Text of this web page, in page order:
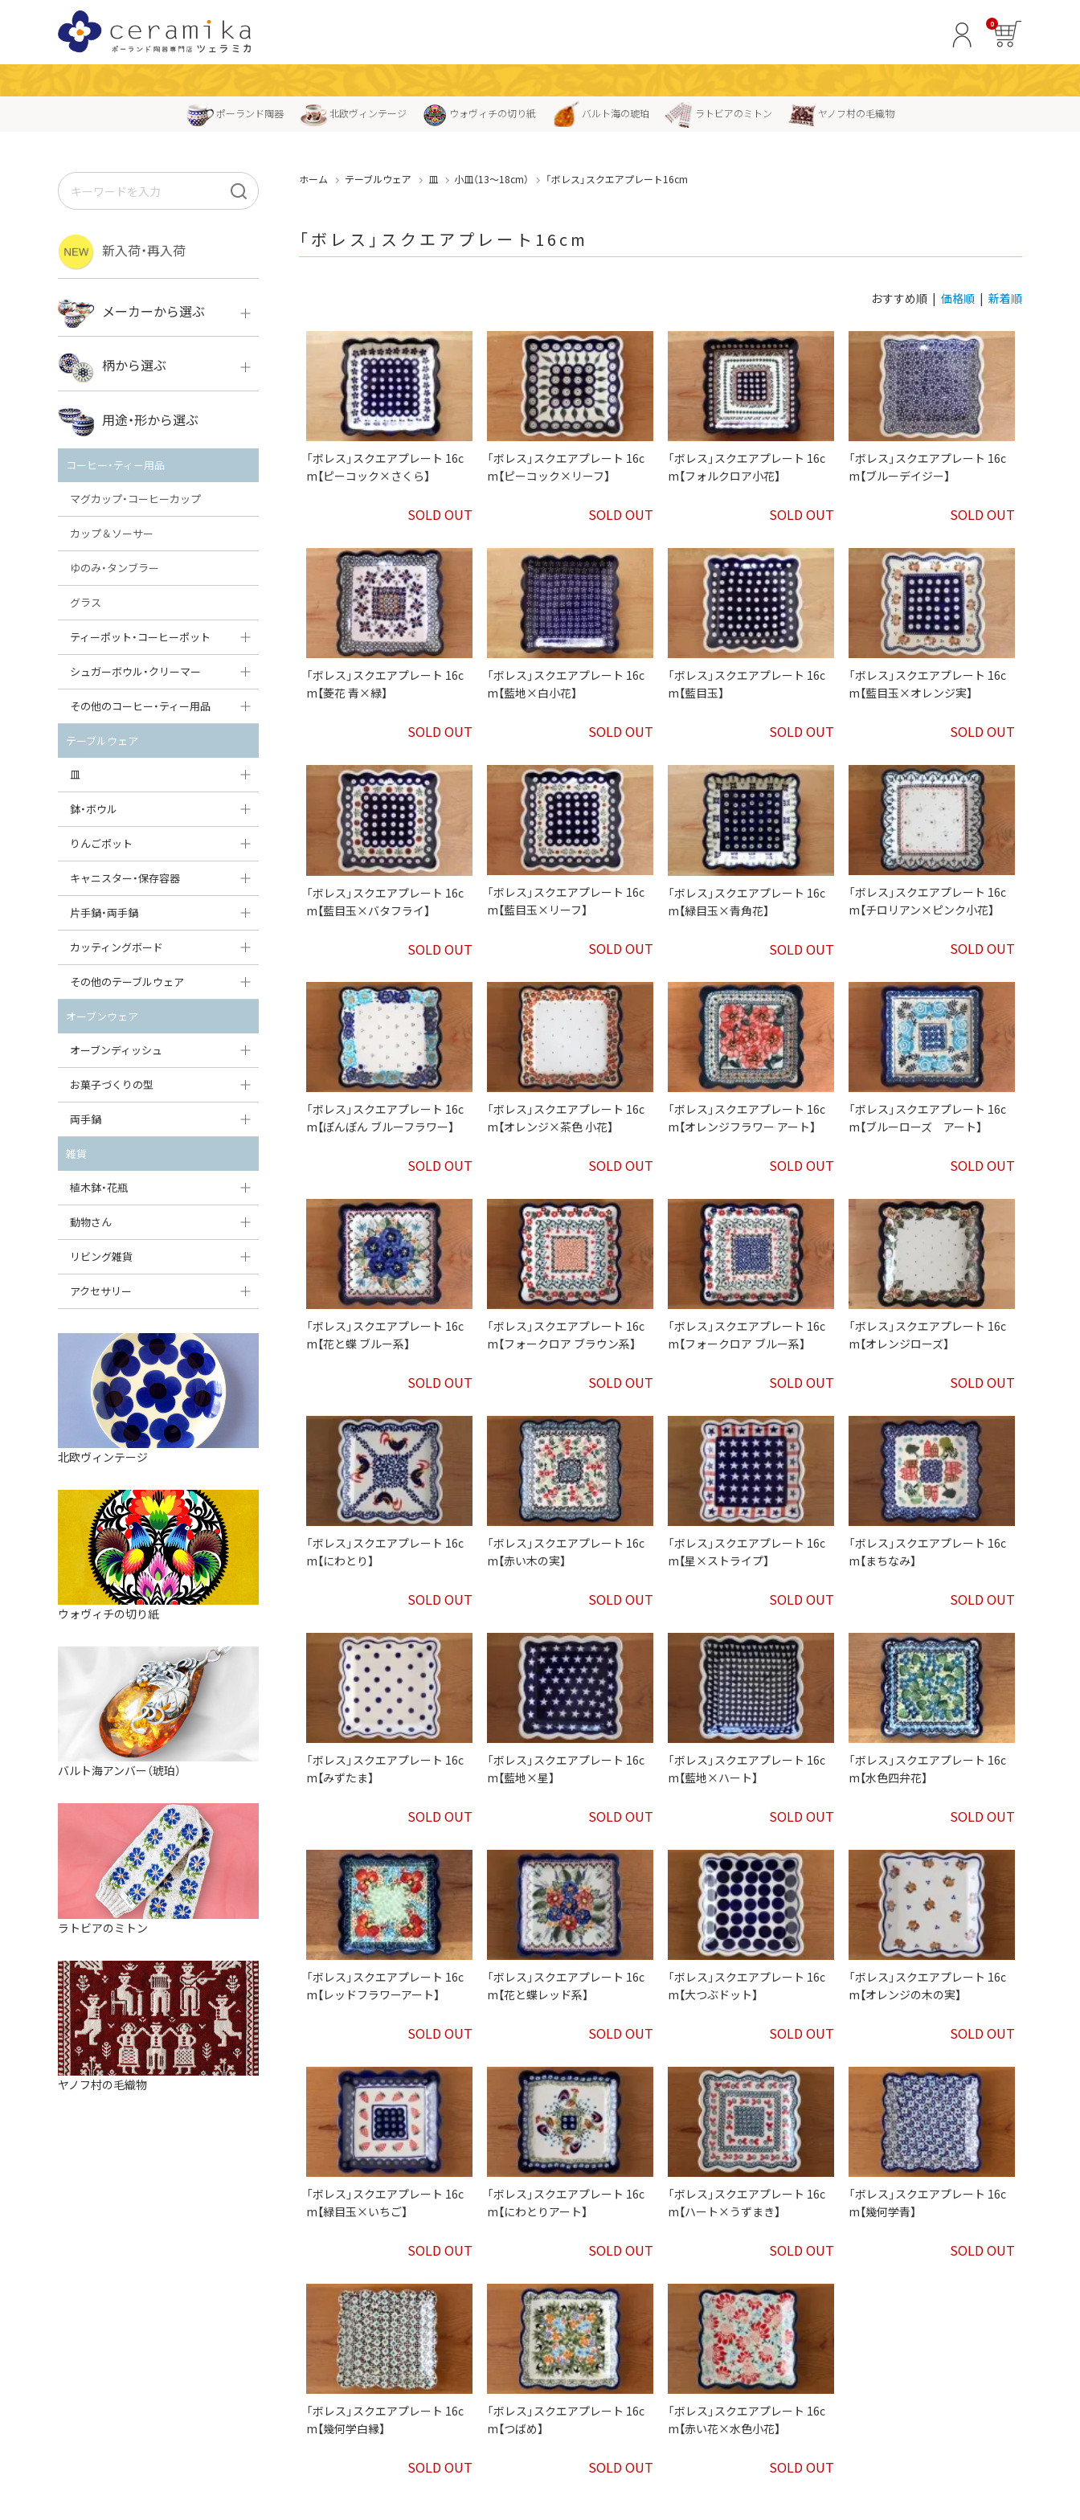
0
ポーランド陶器 北欧ヴィンテージ ウォヴィチの切り紙 バルト海の琥珀 ラトビアのミトン ヤノフ村の毛織物
ホーム テーブルウェア 皿 小皿（13〜18cm） 「ボレス」スクエアプレート16cm
「ボレス」スクエアプレート16cm
おすすめ順 | 価格順 | 新着順
「ボレス」スクエアプレート 16c
m【ピーコック×さくら】
SOLD OUT
「ボレス」スクエアプレート 16c
m【ピーコック×リーフ】
SOLD OUT
「ボレス」スクエアプレート 16c
m【フォルクロア小花】
SOLD OUT
「ボレス」スクエアプレート 16c
m【ブルーデイジー】
SOLD OUT
「ボレス」スクエアプレート 16c
m【菱花 青×緑】
SOLD OUT
「ボレス」スクエアプレート 16c
m【藍地×白小花】
SOLD OUT
「ボレス」スクエアプレート 16c
m【藍目玉】
SOLD OUT
「ボレス」スクエアプレート 16c
m【藍目玉×オレンジ実】
SOLD OUT
「ボレス」スクエアプレート 16c
m【藍目玉×バタフライ】
SOLD OUT
「ボレス」スクエアプレート 16c
m【藍目玉×リーフ】
SOLD OUT
「ボレス」スクエアプレート 16c
m【緑目玉×青角花】
SOLD OUT
「ボレス」スクエアプレート 16c
m【チロリアン×ピンク小花】
SOLD OUT
「ボレス」スクエアプレート 16c
m【ぽんぽん ブルーフラワー】
SOLD OUT
「ボレス」スクエアプレート 16c
m【オレンジ×茶色 小花】
SOLD OUT
「ボレス」スクエアプレート 16c
m【オレンジフラワー アート】
SOLD OUT
「ボレス」スクエアプレート 16c
m【ブルーローズ アート】
SOLD OUT
「ボレス」スクエアプレート 16c
m【花と蝶 ブルー系】
SOLD OUT
「ボレス」スクエアプレート 16c
m【フォークロア ブラウン系】
SOLD OUT
「ボレス」スクエアプレート 16c
m【フォークロア ブルー系】
SOLD OUT
「ボレス」スクエアプレート 16c
m【オレンジローズ】
SOLD OUT
「ボレス」スクエアプレート 16c
m【にわとり】
SOLD OUT
「ボレス」スクエアプレート 16c
m【赤い木の実】
SOLD OUT
「ボレス」スクエアプレート 16c
m【星×ストライプ】
SOLD OUT
「ボレス」スクエアプレート 16c
m【まちなみ】
SOLD OUT
「ボレス」スクエアプレート 16c
m【みずたま】
SOLD OUT
「ボレス」スクエアプレート 16c
m【藍地×星】
SOLD OUT
「ボレス」スクエアプレート 16c
m【藍地×ハート】
SOLD OUT
「ボレス」スクエアプレート 16c
m【水色四弁花】
SOLD OUT
「ボレス」スクエアプレート 16c
m【レッドフラワーアート】
SOLD OUT
「ボレス」スクエアプレート 16c
m【花と蝶レッド系】
SOLD OUT
「ボレス」スクエアプレート 16c
m【大つぶドット】
SOLD OUT
「ボレス」スクエアプレート 16c
m【オレンジの木の実】
SOLD OUT
「ボレス」スクエアプレート 16c
m【緑目玉×いちご】
SOLD OUT
「ボレス」スクエアプレート 16c
m【にわとりアート】
SOLD OUT
「ボレス」スクエアプレート 16c
m【ハート×うずまき】
SOLD OUT
「ボレス」スクエアプレート 16c
m【幾何学青】
SOLD OUT
「ボレス」スクエアプレート 16c
m【幾何学白縁】
SOLD OUT
「ボレス」スクエアプレート 16c
m【つばめ】
SOLD OUT
「ボレス」スクエアプレート 16c
m【赤い花×水色小花】
SOLD OUT
新入荷・再入荷
メーカーから選ぶ
ボレス
VENA
ミレナ
柄から選ぶ
ボレス
用途・形から選ぶ
コーヒー・ティー用品
マグカップ・コーヒーカップ
カップ＆ソーサー
ゆのみ・タンブラー
グラス
ティーポット・コーヒーポット
ティーポット
コーヒーポット
シュガーボウル・クリーマー
シュガーボウル
クリーマー
その他のコーヒー・ティー用品
ポットウォーマー
ピッチャー
コーヒードリッパー
すべて見る
テーブルウェア
皿
大皿（24cm〜）
中皿（18〜24cm）
丸皿
スープ皿
ダルマプレート
たまご型プレート
ハート型プレート
変形プレート
分割ディッシュ
すべて見る
鉢・ボウル
大鉢（21cm〜）
中鉢（16〜21cm）
丸鉢・どんぶり・ボウル
茶碗
オーバルボウル
ハートボウル
葉っぱ型ボウル
りんご型ボウル
いちご型ボウル
星型ボウル
スープカップ
そば猪口・フリーカップ
ココット
薬味入れ
ミキシングボウル
すべて見る
りんごポット
りんごポット
りんごポット小
キャニスター・保存容器
キャニスター
つぼ
ガーリックポット
オニオンキャニスター
ガーリックキャニスター
チーズケース
バターディッシュ
六角形ポット
ボトル
すべて見る
片手鍋・両手鍋
ソースパン（片手鍋）
スープチュリーン
カッティングボード
角型カッティングボード
丸型カッティングボード
すべて見る
その他のテーブルウェア
調味料入れ
グレイヴィーボート
エッグカップ
ケーキスタンド
カトラリー
はしおき・カトラリーレスト
オーブンウェア
オーブンディッシュ
大型（24cm〜）
中型（18〜24cm）
スクエアオーブンディッシュ
オーバルオーブンディッシュ
すべて見る
お菓子づくりの型
パウンド型
マフィン型
すべて見る
両手鍋
チュリーン
キャセロール
すべて見る
雑貨
植木鉢・花瓶
植木鉢
花瓶
動物さん
フィギュア・置物
貯金箱
オーナメント
クリーマー
リビング雑貨
スツール
バス・洗面用品
家具小物
小物入れ
アロマポット
バスケット
装飾用タイル・プレート
ミニチュア
天使さま
カードスタンド
マグネット
すべて見る
アクセサリー
ペンダントトップ
すべて見る
北欧ヴィンテージ
ウォヴィチの切り紙
バルト海アンバー（琥珀）
ラトビアのミトン
ヤノフ村の毛織物